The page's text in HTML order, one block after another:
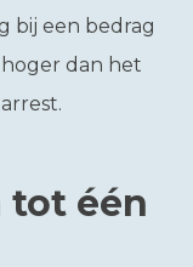
bij een bedrag
hoger dan het
één